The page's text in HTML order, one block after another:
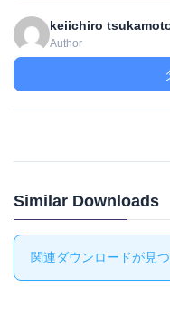
keiichiro
Author
Similar Downloads
関連ダウンロードが見